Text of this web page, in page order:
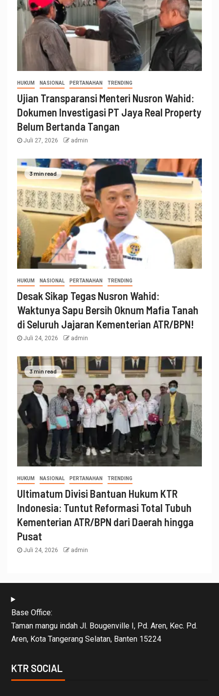
HUKUM NASIONAL PERTANAHAN TRENDING
Ujian Transparansi Menteri Nusron Wahid:
Dokumen Investigasi PT Jaya Real Property
Belum Bertanda Tangan
Juli 27, 2026 admin
3 min read
HUKUM NASIONAL PERTANAHAN TRENDING
Desak Sikap Tegas Nusron Wahid:
Waktunya Sapu Bersih Oknum Mafia Tanah
di Seluruh Jajaran Kementerian ATR/BPN!
Juli 24, 2026 admin
3 min read
HUKUM NASIONAL PERTANAHAN TRENDING
Ultimatum Divisi Bantuan Hukum KTR
Indonesia: Tuntut Reformasi Total Tubuh
Kementerian ATR/BPN dari Daerah hingga
Pusat
Juli 24, 2026 admin
Base Office:
Taman mangu indah Jl. Bougenville I, Pd. Aren, Kec. Pd.
Aren, Kota Tangerang Selatan, Banten 15224
KTR SOCIAL